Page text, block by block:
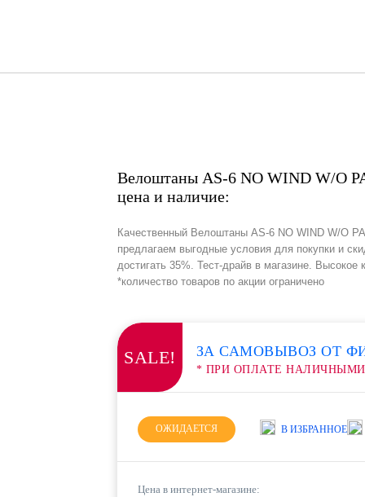
Велоштаны AS-6 NO WIND W/O
цена и наличие:
Качественный Велоштаны AS-6 NO WIND W/O
предлагаем выгодные условия для покупки и
достигать 35%. Тест-драйв в магазине. Высокое
*количество товаров по акции ограничено
SALE! ЗА САМОВЫВОЗ ОТ
* ПРИ ОПЛАТЕ НАЛИЧНЫМИ
ОЖИДАЕТСЯ В ИЗБРАННОЕ
Цена в интернет-магазине: